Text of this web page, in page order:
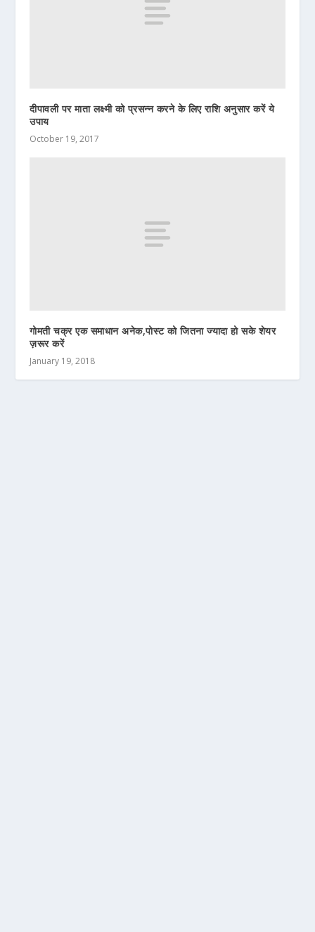
दीपावली पर माता लक्ष्मी को प्रसन्न करने के लिए राशि अनुसार करें ये
उपाय
October 19, 2017
गोमती चक्र एक समाधान अनेक,पोस्ट को जितना ज्यादा हो सके शेयर
ज़रूर करें
January 19, 2018